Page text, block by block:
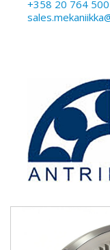
+358 20 764